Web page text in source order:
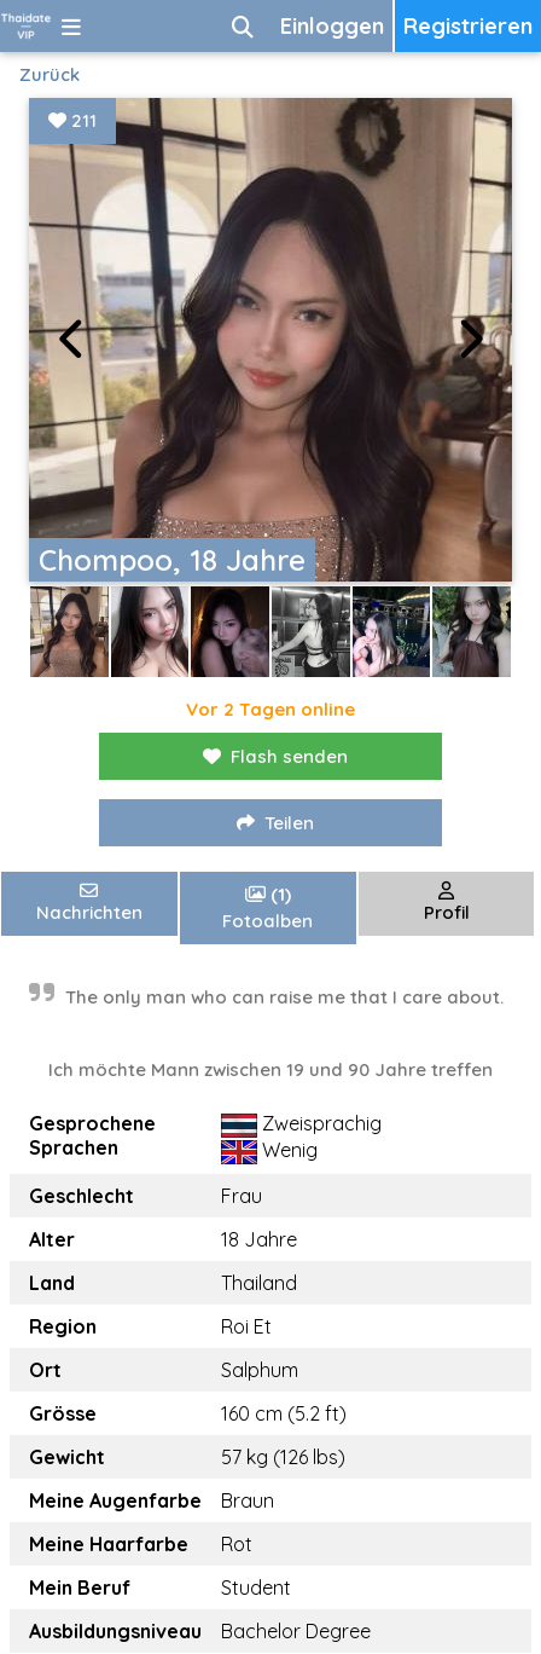
Registrieren
Einloggen
Zurück
Chompoo, 18 Jahre
211
Vor 2 Tagen online
Flash senden
Teilen
Nachrichten
(1)
Fotoalben
Profil
The only man who can raise me that I care about.
Ich möchte Mann zwischen 19 und 90 Jahre treffen
Gesprochene
Sprachen
Zweisprachig
Wenig
Geschlecht
Frau
Alter
18 Jahre
Land
Thailand
Region
Roi Et
Ort
Salphum
Grösse
160 cm (5.2 ft)
Gewicht
57 kg (126 lbs)
Meine Augenfarbe
Braun
Meine Haarfarbe
Rot
Mein Beruf
Student
Ausbildungsniveau
Bachelor Degree